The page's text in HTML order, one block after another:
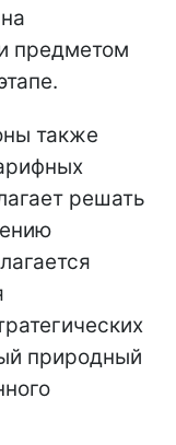
предметом
также
решать
природный